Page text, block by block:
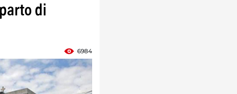
di
6984